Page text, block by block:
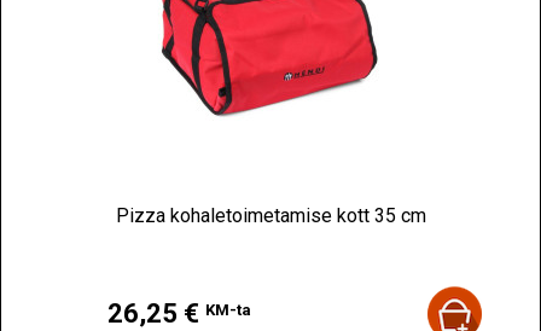
Pizza kohaletoimetamise kott 35 cm
26,25 € KM-ta